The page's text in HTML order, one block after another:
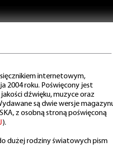
internetowym,
2004 roku. Poświęcony jest
dźwięku, muzyce oraz
są dwie wersje
z osobną stroną poświęconą
).
dużej rodziny światowych pism